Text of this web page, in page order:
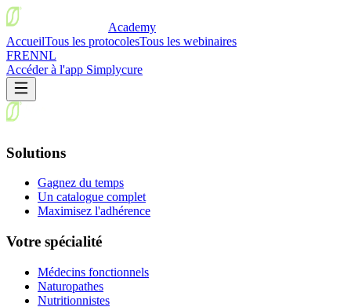
Academy
AccueilTous les protocolesTous les webinaires
FRENNL
Accéder à l'app Simplycure
Solutions
Gagnez du temps
Un catalogue complet
Maximisez l'adhérence
Votre spécialité
Médecins fonctionnels
Naturopathes
Nutritionnistes